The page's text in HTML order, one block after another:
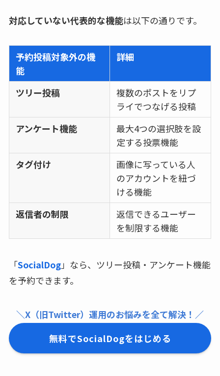
対応していない代表的な機能は以下の通りです。
予約投稿対象外の機
能
詳細
ツリー投稿
複数のポストをリプ
ライでつなげる投稿
アンケート機能
最大4つの選択肢を設
定する投票機能
タグ付け
画像に写っている人
のアカウントを紐づ
ける機能
返信者の制限
返信できるユーザー
を制限する機能
「SocialDog」なら、ツリー投稿・アンケート機能
を予約できます。
＼X（旧Twitter）運用のお悩みを全て解決！／
無料でSocialDogをはじめる